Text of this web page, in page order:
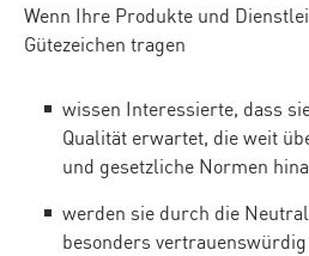
Wenn Ihre Produkte und
Gütezeichen tragen
wissen Interessierte, dass
Qualität erwartet, die weit
und gesetzliche Normen
werden sie durch die
besonders